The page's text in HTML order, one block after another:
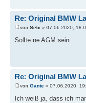
Re: Original BMW
von Sebi » 07.06.2020,
Sollte ne AGM sein
Re: Original BMW
von Gante » 07.06.2020,
Ich weiß ja, dass ich